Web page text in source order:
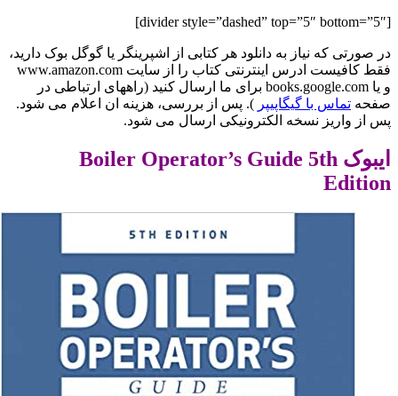
[divider style=”dashed” top=”5″ bottom=”5″]
در صورتی که نیاز به دانلود هر کتابی از اشپرینگر یا گوگل بوک دارید،
فقط کافیست ادرس اینترنتی کتاب را از سایت www.amazon.com
و یا books.google.com برای ما ارسال کنید (راههای ارتباطی در
صفحه تماس با گیگاپیپر ). پس از بررسی، هزینه ان اعلام می شود.
پس از واریز نسخه الکترونیکی ارسال می شود.
ایبوک Boiler Operator’s Guide 5th
Edition